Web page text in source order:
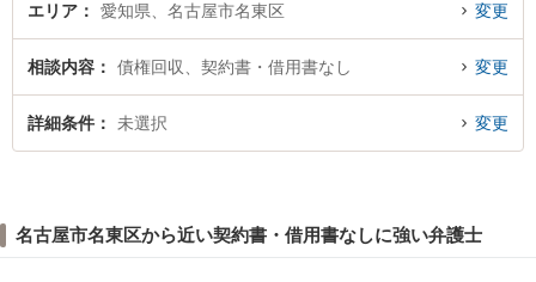
エリア 愛知県、名古屋市名東区 変更
相談内容 債権回収、契約書・借用書なし 変更
詳細条件 未選択 変更
名古屋市名東区から近い契約書・借用書なしに強い弁護士